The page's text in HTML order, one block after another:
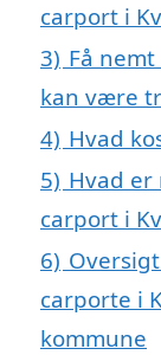
carport i
3) Få
kan være
4) Hvad
5) Hvad er
carport i
6)
carporte i
kommune